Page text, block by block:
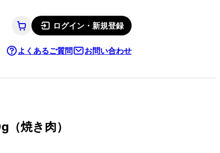
ログイン・新規登録
よくあるご質問 お問い合わせ
焼き肉）